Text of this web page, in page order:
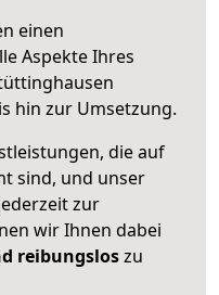
einen
Aspekte Ihres
hin zur Umsetzung.
die auf
sind, und unser
zur
wir Ihnen dabei
reibungsloszu